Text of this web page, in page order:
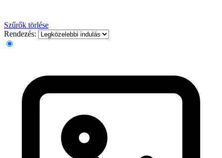
Szűrők törlése
Rendezés: